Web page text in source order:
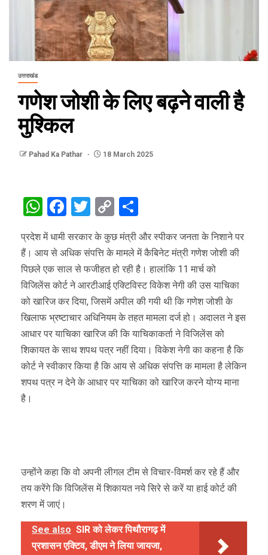
उत्तराखंड
गणेश जोशी के लिए बढ़ने वाली है
मुश्किल
Pahad Ka Pathar 18 March 2025
WhatsApp
Facebook
Twitter
Copy
Link
प्रदेश में धामी सरकार के कुछ मंत्री और स्पीकर जनता के निशाने पर
हैं। आय से अधिक संपत्ति के मामले में कैबिनेट मंत्री गणेश जोशी की
पिछले एक साल से फजीहत हो रही है। हालांकि 11 मार्च को
विजिलेंस कोर्ट ने आरटीआई एक्टिविस्ट विकेश नेगी की उस याचिका
को खारिज कर दिया, जिसमें अपील की गयी थी कि गणेश जोशी के
खिलाफ भ्रष्टाचार अधिनियम के तहत मामला दर्ज हो। अदालत ने इस
आधार पर याचिका खारिज की कि याचिकाकर्ता ने विजिलेंस को
शिकायत के साथ शपथ पत्र नहीं दिया। विकेश नेगी का कहना है कि
कोर्ट ने स्वीकार किया है कि आय से अधिक संपत्ति क मामला है लेकिन
शपथ पत्र न देने के आधार पर याचिका को खारिज करने योग्य माना
है।
उन्होंने कहा कि वो अपनी लीगल टीम से विचार-विमर्श कर रहे हैं और
तय करेंगे कि विजिलेंस में शिकायत नये सिरे से करें या हाई कोर्ट की
शरण में जाएं।
See also SIR को लेकर पिथौरागढ़ में
प्रशासन एक्टिव, डीएम ने लिया जायजा,